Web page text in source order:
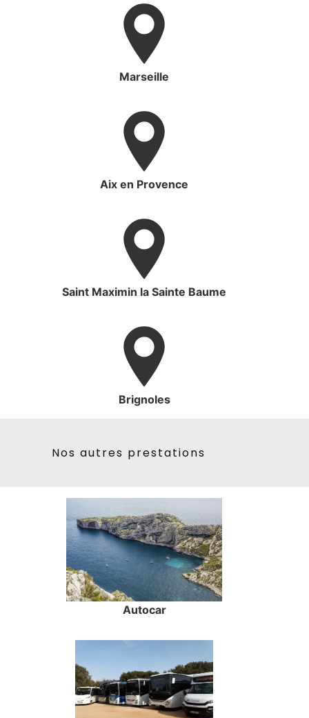
Marseille
Aix en Provence
Saint Maximin la Sainte Baume
Brignoles
Nos autres prestations
Autocar